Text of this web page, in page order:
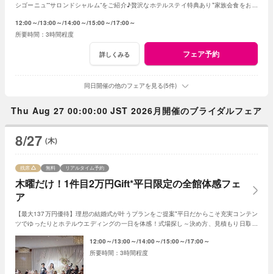
シゴーニュ””サロンドシャルム”をご紹介♪贅沢なホテルステイ特典あり*家族会食をお得
12:00～ 13:00～ 14:00～ 15:00～ 17:00～
3時間程度
詳しくみる フェア予約
同日開催の他のフェアを見る(5件)
Thu Aug 27 00:00:00 JST 2026月開催のブライダルフェア
8/27 (木)
木曜だけ！1件目2万円Gift*平日限定の全館体感フェ
ア
残席 無料 リアルタイム予約
【最大137万円優待】理想の結婚式が叶うプランをご提案*平日だからこそ充実コンテン
ツでゆったりとホテルウエディングの一日を体感！式場探し～決め方、見積もり日取り
12:00～ 13:00～ 14:00～ 15:00～ 17:00～
3時間程度